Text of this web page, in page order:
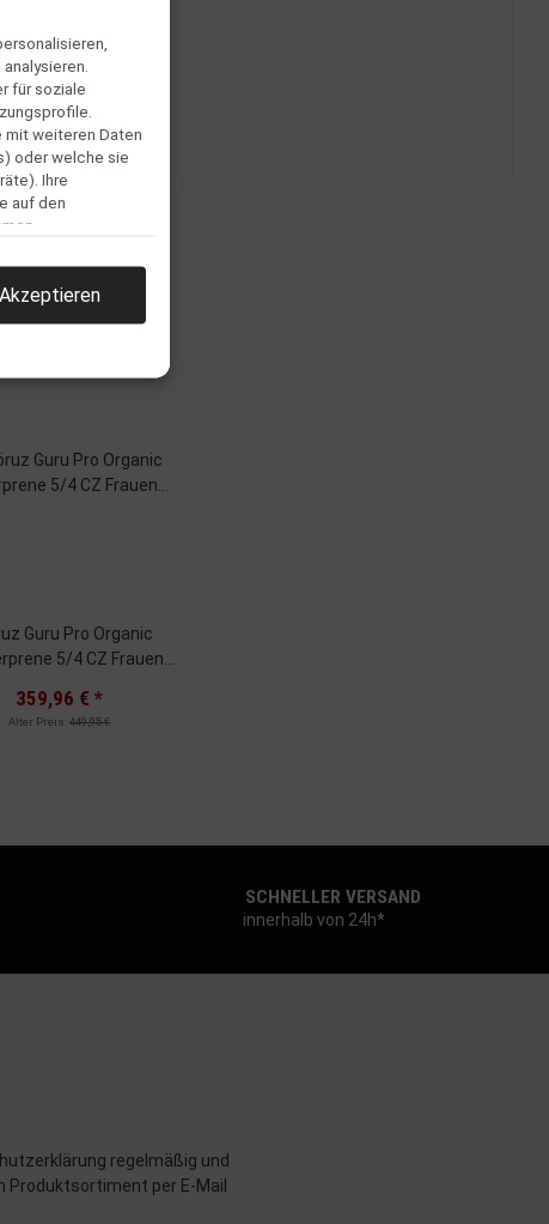
Guru Pro Organic
5/4 CZ Frauen
359,96 €*
Alter Preis:449,95 €
SCHNELLER VERSAND
innerhalb von 24h*
regelmäßig und
per E-Mail
für soziale
mit weiteren Daten
oder welche sie
Ihre
auf den
Akzeptieren